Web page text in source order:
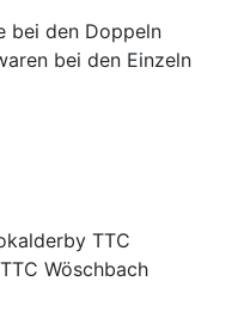
bei den Doppeln
bei den Einzeln
TTC
Wöschbach